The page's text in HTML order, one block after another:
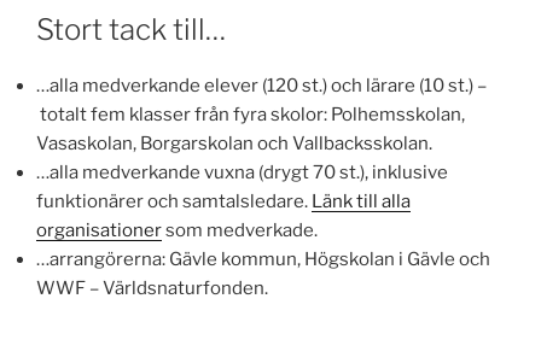
Stort tack till…
…alla medverkande elever (120 st.) och lärare (10 st.) –
totalt fem klasser från fyra skolor: Polhemsskolan,
Vasaskolan, Borgarskolan och Vallbacksskolan.
…alla medverkande vuxna (drygt 70 st.), inklusive
funktionärer och samtalsledare. Länk till alla
organisationersom medverkade.
…arrangörerna: Gävle kommun, Högskolan i Gävle och
WWF – Världsnaturfonden.